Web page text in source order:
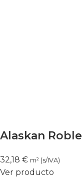
Alaskan Roble
32,18 € m² (s/IVA)
Ver producto